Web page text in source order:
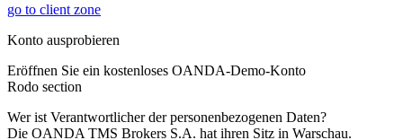
go to client zone
Konto ausprobieren
Eröffnen Sie ein kostenloses OANDA-Demo-Konto
Rodo section
Wer ist Verantwortlicher der personenbezogenen Daten?
Die OANDA TMS Brokers S.A. hat ihren Sitz in Warschau.